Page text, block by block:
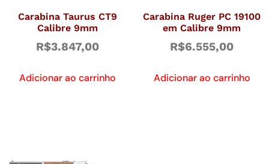
Carabina Taurus CT9
Calibre 9mm
R$3.847,00
Adicionar ao carrinho
Carabina Ruger PC 19100
em Calibre 9mm
R$6.555,00
Adicionar ao carrinho